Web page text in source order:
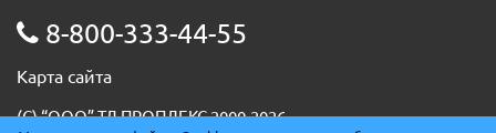
8-800-333-44-55
Карта сайта
(С) “ООО” ТД ПРОПЛЕКС 2000-2026